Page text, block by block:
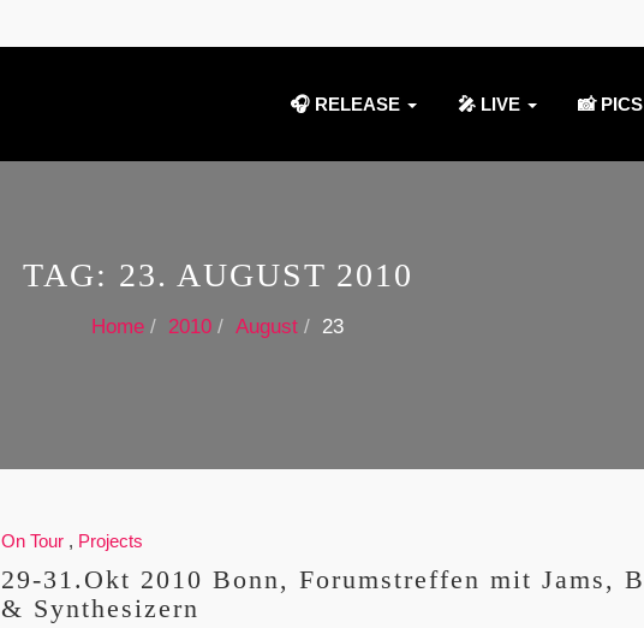
🎧 RELEASE 🎤 LIVE 📸 PICS
TAG: 23. AUGUST 2010
Home 2010 August 23
On Tour, Projects
29-31.Okt 2010 Bonn, Forumstreffen mit Jams,
& Synthesizern